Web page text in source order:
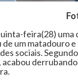
feira(28) uma
um matadouro
sociais.